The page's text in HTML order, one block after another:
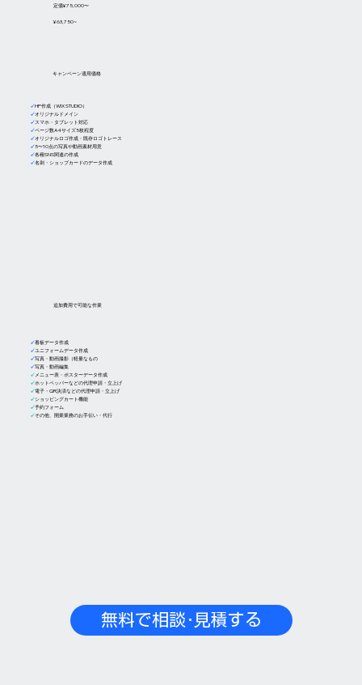
定価¥75,000〜
¥63,750~
キャンペーン適用価格
✓HP作成（WIX STUDIO）
✓オリジナルドメイン
✓スマホ・タブレット対応
✓ページ数A4サイズ5枚程度
✓オリジナルロゴ作成・既存ロゴトレース
✓5〜10点の写真や動画素材用意
✓各種SNS関連の作成
✓名刺・ショップカードのデータ作成
追加費用で可能な作業
✓看板データ作成
✓ユニフォームデータ作成
✓写真・動画撮影（軽量なもの
✓写真・動画編集
✓メニュー表・ポスターデータ作成
✓ホットペッパーなどの代理申請・立上げ
✓電子・QR決済などの代理申請・立上げ
✓ショッピングカート機能
✓予約フォーム
✓その他、開業業務のお手伝い・代行
無料で相談･見積する